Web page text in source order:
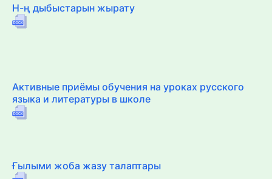
Н-ң дыбыстарын жырату
Активные приёмы обучения на уроках русского
языка и литературы в школе
Ғылыми жоба жазу талаптары